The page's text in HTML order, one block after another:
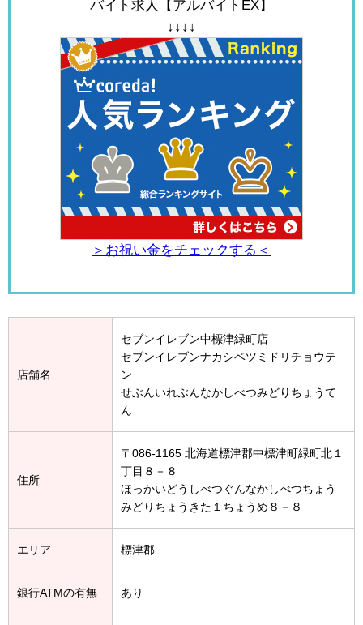
バイト求人【アルバイトEX】
↓↓↓↓
＞お祝い金をチェックする＜
店舗名
セブンイレブン中標津緑町店
セブンイレブンナカシベツミドリチョウテ
ン
せぶんいれぶんなかしべつみどりちょうて
ん
住所
〒086-1165 北海道標津郡中標津町緑町北１
丁目８－８
ほっかいどうしべつぐんなかしべつちょう
みどりちょうきた１ちょうめ８－８
エリア 標津郡
銀行ATMの有無 あり